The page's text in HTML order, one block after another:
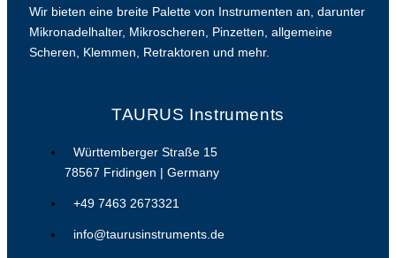
Wir bieten eine breite Palette von Instrumenten an, darunter
Mikronadelhalter, Mikroscheren, Pinzetten, allgemeine
Scheren, Klemmen, Retraktoren und mehr.
TAURUS Instruments
Württemberger Straße 15
78567 Fridingen | Germany
+49 7463 2673321
info@taurusinstruments.de